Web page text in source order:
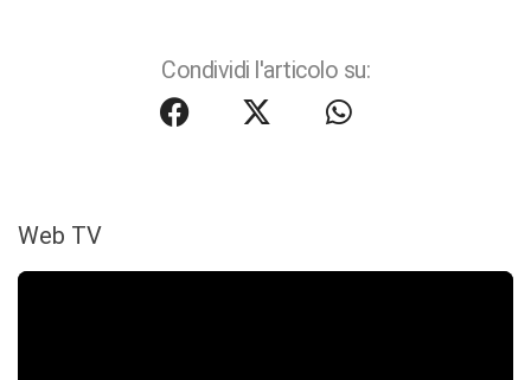
Condividi l'articolo su:
Web TV